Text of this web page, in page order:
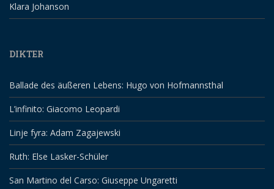
Klara Johanson
DIKTER
Ballade des äußeren Lebens: Hugo von Hofmannsthal
L’infinito: Giacomo Leopardi
Linje fyra: Adam Zagajewski
Ruth: Else Lasker-Schüler
San Martino del Carso: Giuseppe Ungaretti